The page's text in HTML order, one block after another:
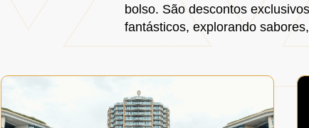
bolso. São descontos
fantásticos, explorando